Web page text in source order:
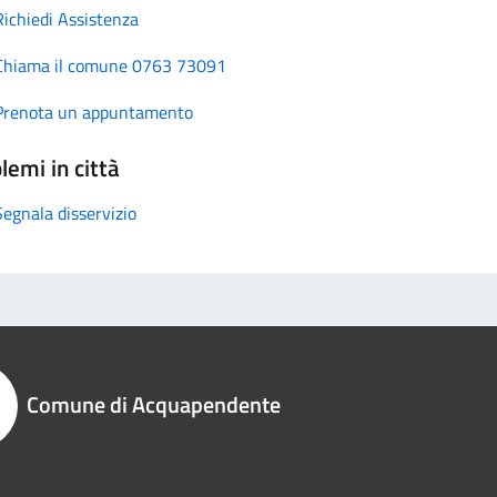
Assistenza
il comune 0763 73091
un appuntamento
in città
disservizio
Comune di Acquapendente